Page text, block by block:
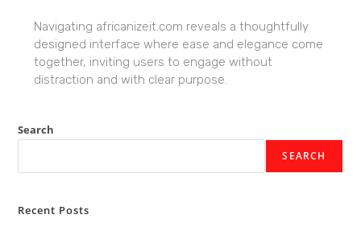
Navigating africanizeit.com reveals a thoughtfully
designed interface where ease and elegance come
together, inviting users to engage without
distraction and with clear purpose.
Search
SEARCH
Recent Posts